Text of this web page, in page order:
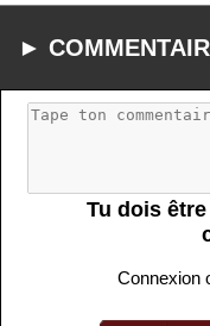
►
Tu dois
Connexion